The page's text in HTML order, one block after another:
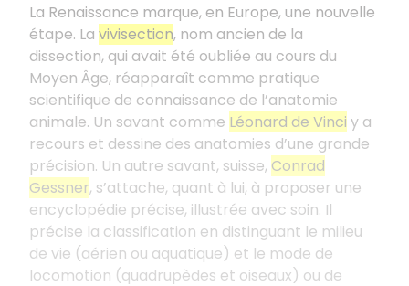
La Renaissance marque, en Europe, une nouvelle
étape. La vivisection, nom ancien de la
dissection, qui avait été oubliée au cours du
Moyen Âge, réapparaît comme pratique
scientifique de connaissance de l’anatomie
animale. Un savant comme Léonard de Vinci y a
recours et dessine des anatomies d’une grande
précision. Un autre savant, suisse, Conrad
Gessner, s’attache, quant à lui, à proposer une
encyclopédie précise, illustrée avec soin. Il
précise la classification en distinguant le milieu
de vie (aérien ou aquatique) et le mode de
locomotion (quadrupèdes et oiseaux) ou de